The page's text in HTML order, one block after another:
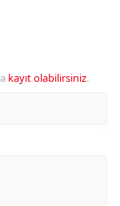
kayıt olabilirsiniz.